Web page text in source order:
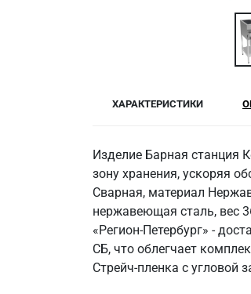
ХАРАКТЕРИСТИКИ
Изделие Барная станция
зону хранения, ускоряя
Сварная, материал
нержавеющая сталь, вес
«Регион-Петербург» -
СБ, что облегчает
Стрейч-пленка с угловой